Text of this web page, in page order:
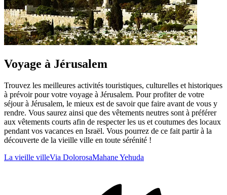
Voyage à Jérusalem
Trouvez les meilleures activités touristiques, culturelles et historiques
à prévoir pour votre voyage à Jérusalem. Pour profiter de votre
séjour à Jérusalem, le mieux est de savoir que faire avant de vous y
rendre. Vous saurez ainsi que des vêtements neutres sont à préférer
aux vêtements courts afin de respecter les us et coutumes des locaux
pendant vos vacances en Israël. Vous pourrez de ce fait partir à la
découverte de la vieille ville en toute sérénité !
La vieille villeVia DolorosaMahane Yehuda